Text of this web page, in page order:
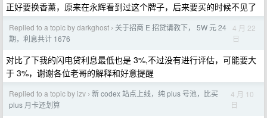
正好要换香薰，原来在永辉看到过这个牌子，后来要买的时候不见了
Replied to a topic by darkghost › 关于招商 E 招贷请教下， 5W 元 24
期，利息共计 1676
4 月 22
日
对比了下我的闪电贷利息最低也是 3%,不过没有进行评估，可能要大
于 3%，谢谢各位老哥的解释和好意提醒
Replied to a topic by izv › 新 codex 站点上线，纯 plus 号池，比买
plus 月卡还划算
4 月 10
日